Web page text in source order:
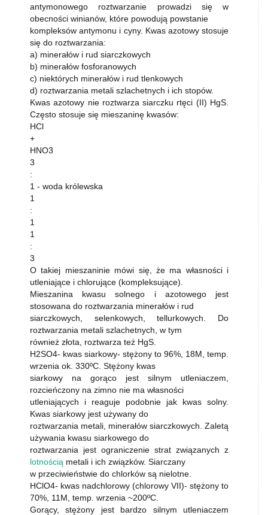
antymonowego roztwarzanie prowadzi się w
obecności winianów, które powodują powstanie
kompleksów antymonu i cyny. Kwas azotowy stosuje
się do roztwarzania:
a) minerałów i rud siarczkowych
b) minerałów fosforanowych
c) niektórych minerałów i rud tlenkowych
d) roztwarzania metali szlachetnych i ich stopów.
Kwas azotowy nie roztwarza siarczku rtęci (II) HgS.
Często stosuje się mieszaninę kwasów:
HCl
+
HNO3
3
:
1 - woda królewska
1
:
1
1
:
3
O takiej mieszaninie mówi się, że ma własności i
utleniające i chlorujące (kompleksujące).
Mieszanina kwasu solnego i azotowego jest
stosowana do roztwarzania minerałów i rud
siarczkowych, selenkowych, tellurkowych. Do
roztwarzania metali szlachetnych, w tym
również złota, roztwarza też HgS.
H2SO4- kwas siarkowy- stężony to 96%, 18M, temp.
wrzenia ok. 330ºC. Stężony kwas
siarkowy na gorąco jest silnym utleniaczem,
rozcieńczony na zimno nie ma własności
utleniających i reaguje podobnie jak kwas solny.
Kwas siarkowy jest używany do
roztwarzania metali, minerałów siarczkowych. Zaletą
używania kwasu siarkowego do
roztwarzania jest ograniczenie strat związanych z
lotnością metali i ich związków. Siarczany
w przeciwieństwie do chlorków są nielotne.
HClO4- kwas nadchlorowy (chlorowy VII)- stężony to
70%, 11M, temp. wrzenia ~200ºC.
Gorący, stężony jest bardzo silnym utleniaczem